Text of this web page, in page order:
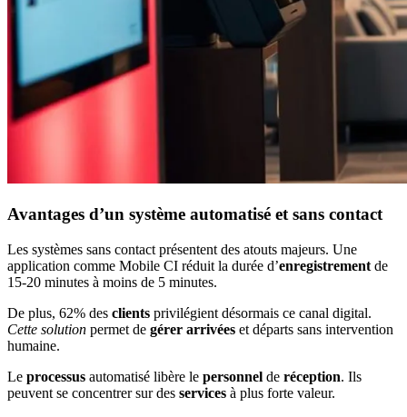
Avantages d’un système automatisé et sans contact
Les systèmes sans contact présentent des atouts majeurs. Une
application comme Mobile CI réduit la durée d’enregistrement de
15-20 minutes à moins de 5 minutes.
De plus, 62% des clients privilégient désormais ce canal digital.
Cette solution permet de gérer arrivées et départs sans intervention
humaine.
Le processus automatisé libère le personnel de réception. Ils
peuvent se concentrer sur des services à plus forte valeur.